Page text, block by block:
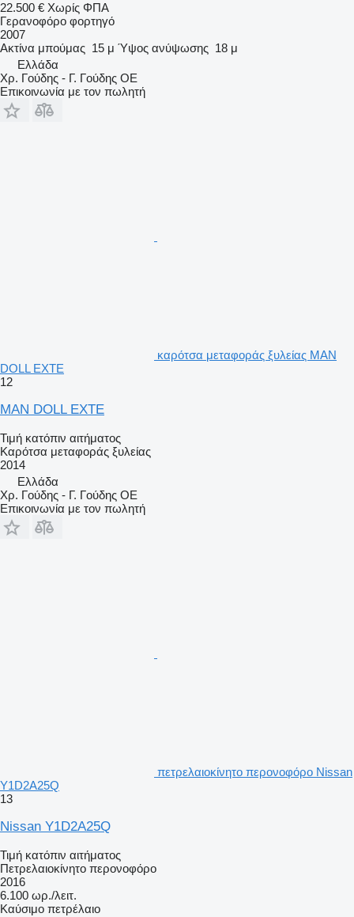
22.500 € Χωρίς ΦΠΑ
Γερανοφόρο φορτηγό
2007
Ακτίνα μπούμας 15 μ Ύψος ανύψωσης 18 μ
Ελλάδα
Χρ. Γούδης - Γ. Γούδης ΟΕ
Επικοινωνία με τον πωλητή
καρότσα μεταφοράς ξυλείας MAN
DOLL EXTE
12
MAN DOLL EXTE
Τιμή κατόπιν αιτήματος
Καρότσα μεταφοράς ξυλείας
2014
Ελλάδα
Χρ. Γούδης - Γ. Γούδης ΟΕ
Επικοινωνία με τον πωλητή
πετρελαιοκίνητο περονοφόρο Nissan
Y1D2A25Q
13
Nissan Y1D2A25Q
Τιμή κατόπιν αιτήματος
Πετρελαιοκίνητο περονοφόρο
2016
6.100 ωρ./λειτ.
Καύσιμο πετρέλαιο